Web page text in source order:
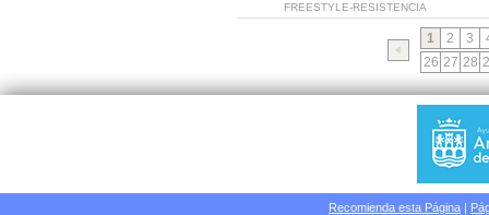
FREESTYLE-RESISTENCIA
1 2 3
26 27 28
Recomienda esta Página |